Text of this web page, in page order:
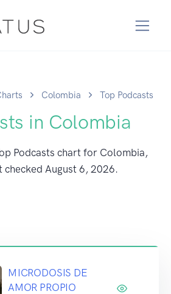
Colombia Top Podcasts
in Colombia
Podcasts chart for Colombia,
checked August 6, 2026.
MICRODOSIS DE
AMOR PROPIO